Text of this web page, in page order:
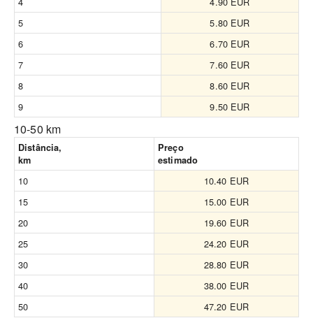
5
5.80 EUR
6
6.70 EUR
7
7.60 EUR
8
8.60 EUR
9
9.50 EUR
10-50 km
Distância,
km
Preço
estimado
10
10.40 EUR
15
15.00 EUR
20
19.60 EUR
25
24.20 EUR
30
28.80 EUR
40
38.00 EUR
50
47.20 EUR